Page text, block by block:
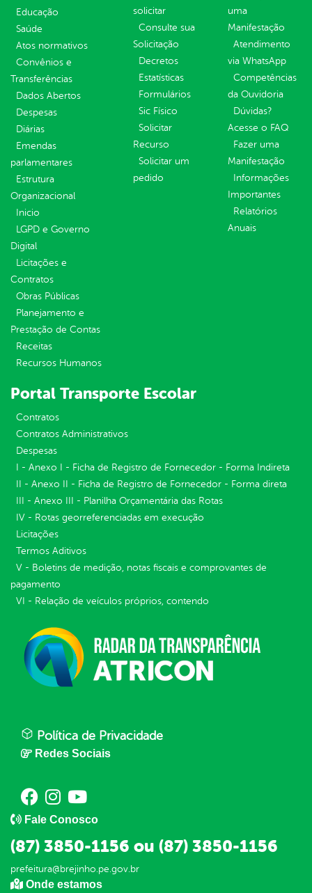
Educação
Saúde
Atos normativos
Convênios e
Transferências
Dados Abertos
Despesas
Diárias
Emendas
parlamentares
Estrutura
Organizacional
Inicio
LGPD e Governo
Digital
Licitações e
Contratos
Obras Públicas
Planejamento e
Prestação de Contas
Receitas
Recursos Humanos
solicitar
Consulte sua
Solicitação
Decretos
Estatísticas
Formulários
Sic Físico
Solicitar
Recurso
Solicitar um
pedido
uma
Manifestação
Atendimento
via WhatsApp
Competências
da Ouvidoria
Dúvidas?
Acesse o FAQ
Fazer uma
Manifestação
Informações
Importantes
Relatórios
Anuais
Portal Transporte Escolar
Contratos
Contratos Administrativos
Despesas
I - Anexo I - Ficha de Registro de Fornecedor - Forma Indireta
II - Anexo II - Ficha de Registro de Fornecedor - Forma direta
III - Anexo III - Planilha Orçamentária das Rotas
IV - Rotas georreferenciadas em execução
Licitações
Termos Aditivos
V - Boletins de medição, notas fiscais e comprovantes de
pagamento
VI - Relação de veículos próprios, contendo
Política de Privacidade
Redes Sociais
Fale Conosco
(87) 3850-1156 ou (87) 3850-1156
prefeitura@brejinho.pe.gov.br
Onde estamos